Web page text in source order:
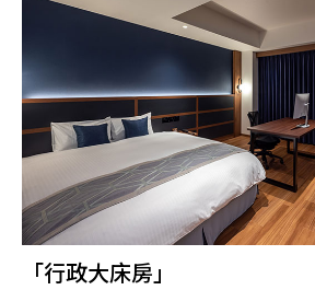
「行政大床房」